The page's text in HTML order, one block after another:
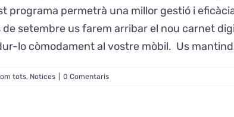
programa permetrà una millor gestió i
setembre us farem arribar el nou carnet
lo còmodament al vostre mòbil. Us
tots, Notices 0 Comentaris